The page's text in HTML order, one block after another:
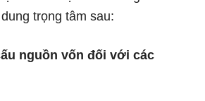
trọng tâm sau:
nguồn vốn đối với các